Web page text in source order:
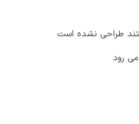
طراحی نشده است
رود